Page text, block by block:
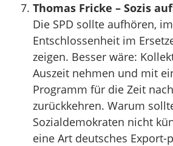
Thomas Fricke – Sozis
Die SPD sollte aufhören,
Entschlossenheit im
zeigen. Besser wäre:
Auszeit nehmen und mit
Programm für die Zeit
zurückkehren. Warum
Sozialdemokraten nicht
eine Art deutsches Export-